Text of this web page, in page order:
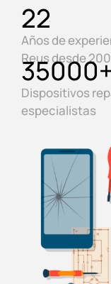
Años de
Reus desde
22
Dispositivos
especialistas
35000